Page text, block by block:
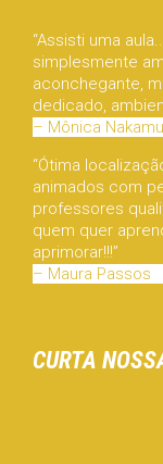
“Assisti uma
simplesmente
aconchegante,
dedicado,
– Mônica
“Ótima
animados com
professores
quem quer
aprimorar!!!”
– Maura Passos
CURTA